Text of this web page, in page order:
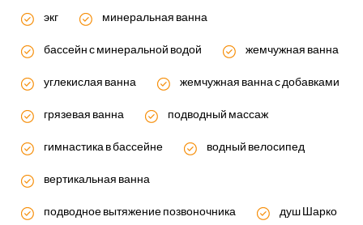
экг минеральная ванна
бассейн с минеральной водой жемчужная ванна
углекислая ванна жемчужная ванна с добавками
грязевая ванна подводный массаж
гимнастика в бассейне водный велосипед
вертикальная ванна
подводное вытяжение позвоночника душ Шарко